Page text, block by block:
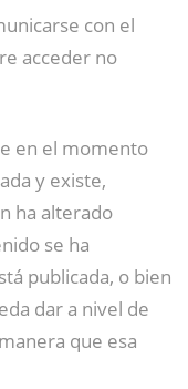
con el
acceder no
en el momento
y existe,
ha alterado
se ha
publicada, o bien
dar a nivel de
que esa